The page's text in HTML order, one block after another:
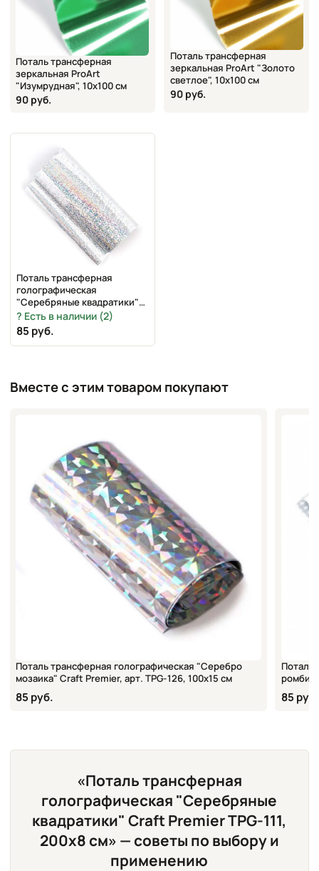
Поталь трансферная
зеркальная ProArt
"Изумрудная", 10х100 см
90 руб.
Поталь трансферная
зеркальная ProArt "Золото
светлое", 10х100 см
90 руб.
Поталь трансферная
голографическая
"Серебряные квадратики"
Craft Premier TPG-111, 200х8
см
Есть в наличии (2)
85 руб.
Вместе с этим товаром покупают
Поталь трансферная голографическая "Серебро
мозаика" Craft Premier, арт. TPG-126, 100х15 см
85 руб.
Поталь
85 руб.
«Поталь трансферная
голографическая "Серебряные
квадратики" Craft Premier TPG-111,
200х8 см» — советы по выбору и
применению